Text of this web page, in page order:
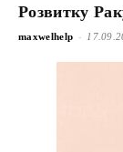
Розвитку
maxwelhelp -